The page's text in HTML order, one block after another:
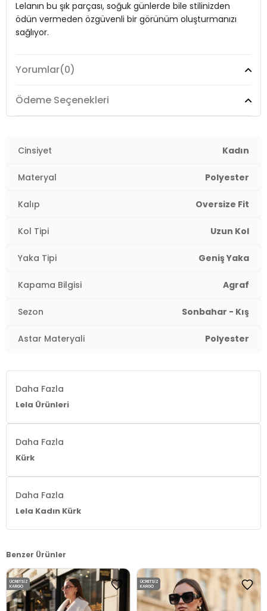
Cep:Cepli
Astar Materyali: %100 Polyester
Manken Bedeni: Boy : 177 cm / Göğüs : 88 cm / Bel : 60 cm / Basen
Menşei:Türkiye
2DK497AFRA.18
Lelanın bu şık parçası, soğuk günlerde bile stilinizden
ödün vermeden özgüvenli bir görünüm oluşturmanızı
sağlıyor.
Model:Kürk
Giyim Tarzı:Günlük/Casual
Materyal:
Yaka Tipi:
Kapama Şekli:
Kol Tipi:
Cep:Cepli
Astar Materyali:
Kalıp Bilgisi:
Manken Bedeni:
Boy : 177 cm / Göğüs : 88 cm / Bel :
60 cm / Basen : 91 cm / Beden : S
Menşei:Türkiye
2DK497AFRA.18
Yorumlar(0)
Ödeme Seçenekleri
Cinsiyet Kadın
Materyal Polyester
Kalıp Oversize Fit
Kol Tipi Uzun Kol
Yaka Tipi Geniş Yaka
Kapama Bilgisi Agraf
Sezon Sonbahar - Kış
Astar Materyali Polyester
Daha Fazla
Lela Ürünleri
Daha Fazla
Kürk
Daha Fazla
Lela Kadın Kürk
Benzer Ürünler
ÜCRETSIZ
KARGO
ÜCRETSIZ
KARGO